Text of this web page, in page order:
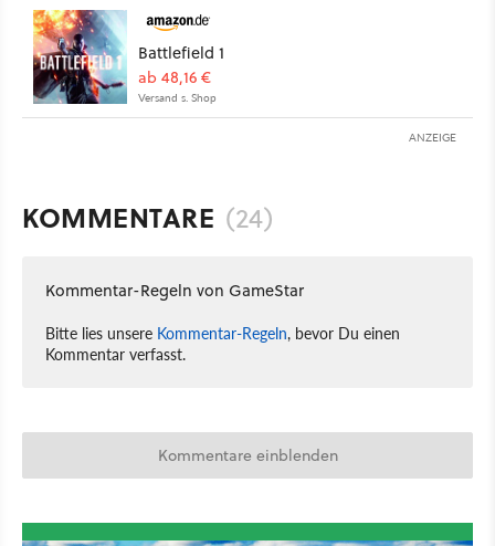
Battlefield 1
ab 48,16 €
Versand s. Shop
ANZEIGE
KOMMENTARE (24)
Kommentar-Regeln von GameStar
Bitte lies unsere Kommentar-Regeln, bevor Du einen
Kommentar verfasst.
Kommentare einblenden